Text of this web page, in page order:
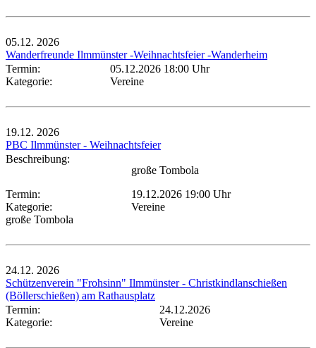
05.12. 2026
Wanderfreunde Ilmmünster -Weihnachtsfeier -Wanderheim
Termin:
05.12.2026 18:00 Uhr
Kategorie:
Vereine
19.12. 2026
PBC Ilmmünster - Weihnachtsfeier
Beschreibung:
große Tombola
Termin:
19.12.2026 19:00 Uhr
Kategorie:
Vereine
große Tombola
24.12. 2026
Schützenverein "Frohsinn" Ilmmünster - Christkindlanschießen
(Böllerschießen) am Rathausplatz
Termin:
24.12.2026
Kategorie:
Vereine